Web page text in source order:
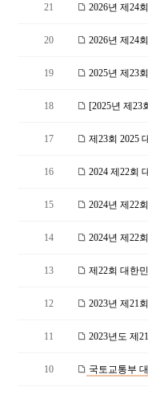
21 2026년 제24
20 2026년 제24
19 2025년 제23
18 [2025년 제23
17 제23회 2025
16 2024 제22회
15 2024년 제22
14 2024년 제22
13 제22회 대한
12 2023년 제21
11 2023년도 제
10 국토교통부